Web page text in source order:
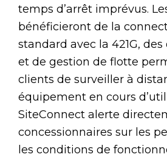
temps d’arrêt imprévus.
bénéficieront de la
standard avec la 421G,
et de gestion de flotte
clients de surveiller à
équipement en cours
SiteConnect alerte
concessionnaires sur les
les conditions de